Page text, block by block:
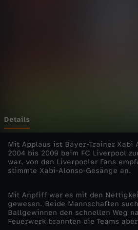
g
u
e
-
2
Details
Mit Applaus ist Bayer-Trainer Xabi
2004 bis 2009 beim FC Liverpool
war, von den Liverpooler Fans
stimmte Xabi-Alonso-Gesänge an.
Mit Anpfiff war es mit den
gewesen. Beide Mannschaften
Ballgewinnen den schnellen Weg
Feuerwerk brannten die Teams